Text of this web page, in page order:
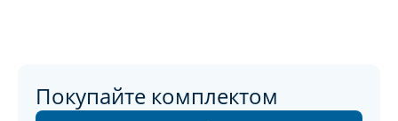
Покупайте комплектом